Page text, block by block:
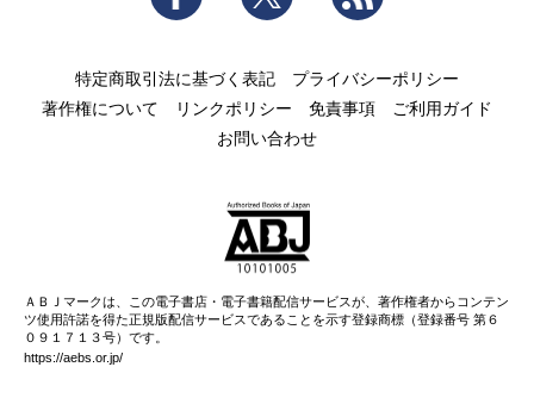
特定商取引法に基づく表記
プライバシーポリシー
著作権について
リンクポリシー 免責事項
ご利用ガイド
お問い合わせ
ＡＢＪマークは、この電子書店・電子書籍配信サービスが、著作権者からコンテン
ツ使用許諾を得た正規版配信サービスであることを示す登録商標（登録番号 第６
０９１７１３号）です。
https://aebs.or.jp/